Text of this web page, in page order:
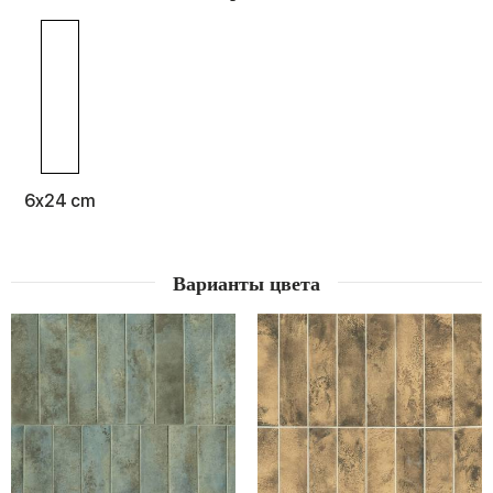
6x24 cm
Варианты цвета